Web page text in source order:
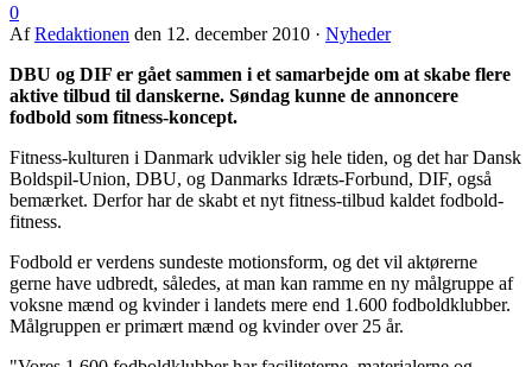
0
AfRedaktionen den 12. december 2010 · Nyheder
DBU og DIF er gået sammen i et samarbejde om at skabe flere
aktive tilbud til danskerne. Søndag kunne de annoncere
fodbold som fitness-koncept.
Fitness-kulturen i Danmark udvikler sig hele tiden, og det har Dansk
Boldspil-Union, DBU, og Danmarks Idræts-Forbund, DIF, også
bemærket. Derfor har de skabt et nyt fitness-tilbud kaldet fodbold-
fitness.
Fodbold er verdens sundeste motionsform, og det vil aktørerne
gerne have udbredt, således, at man kan ramme en ny målgruppe af
voksne mænd og kvinder i landets mere end 1.600 fodboldklubber.
Målgruppen er primært mænd og kvinder over 25 år.